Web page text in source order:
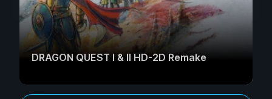
DRAGON QUEST I & II HD-2D Remake